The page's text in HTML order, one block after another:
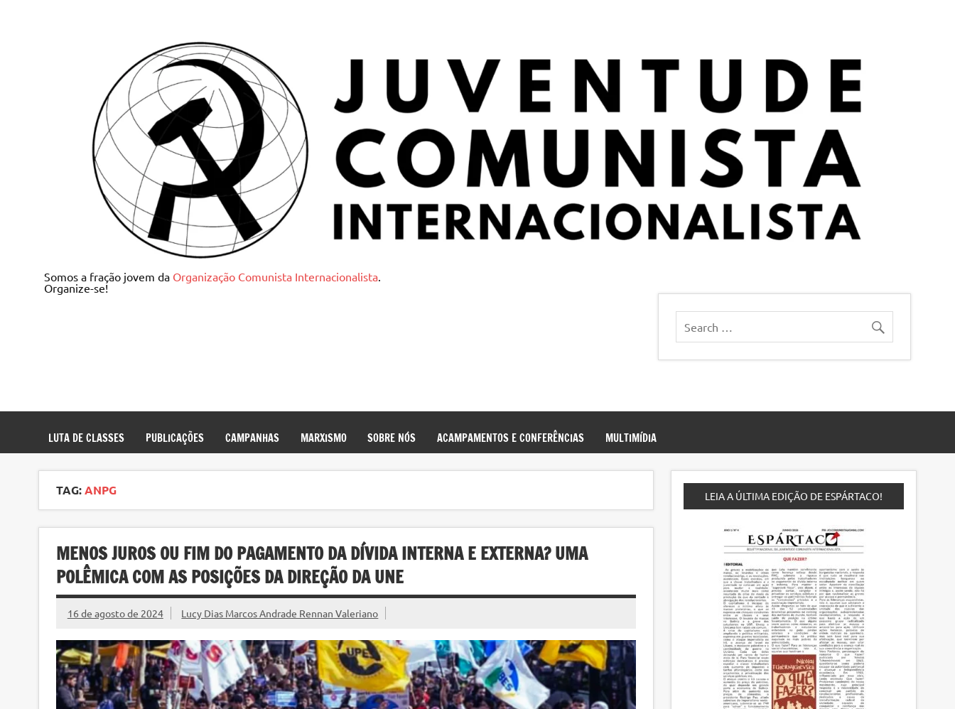
Juventude Comunista Internacionalista
Somos a fração jovem da Organização Comunista Internacionalista.
Organize-se!
LUTA DE CLASSES PUBLICAÇÕES CAMPANHAS MARXISMO SOBRE NÓS ACAMPAMENTOS E CONFERÊNCIAS MULTIMÍDIA
TAG:ANPG
MENOS JUROS OU FIM DO PAGAMENTO DA DÍVIDA INTERNA E EXTERNA? UMA
POLÊMICA COM AS POSIÇÕES DA DIREÇÃO DA UNE
16 de agosto de 2024 Lucy Dias Marcos Andrade Rennan Valeriano
LEIA A ÚLTIMA EDIÇÃO DE ESPÁRTACO!